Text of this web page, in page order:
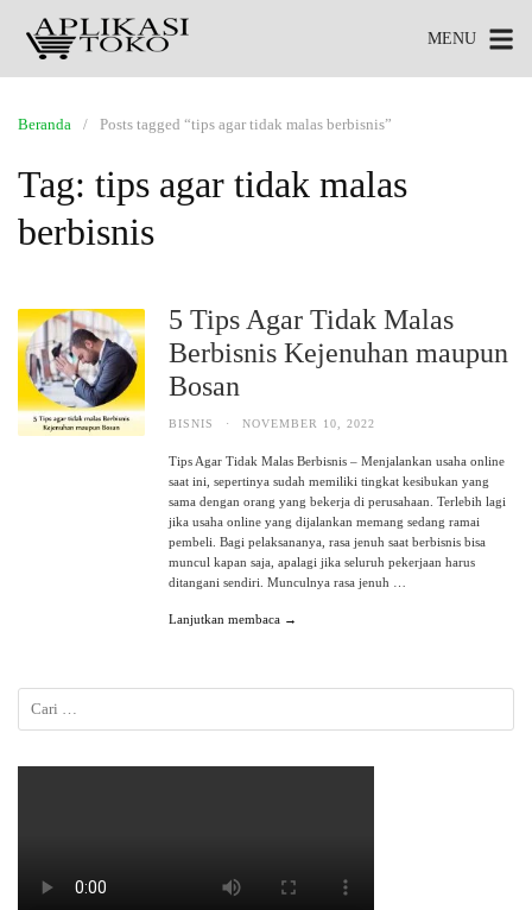
MENU
Beranda Posts tagged “tips agar tidak malas berbisnis”
Tag: tips agar tidak malas
berbisnis
5 Tips Agar Tidak Malas
Berbisnis Kejenuhan maupun
Bosan
BISNIS · NOVEMBER 10, 2022
Tips Agar Tidak Malas Berbisnis – Menjalankan usaha online
saat ini, sepertinya sudah memiliki tingkat kesibukan yang
sama dengan orang yang bekerja di perusahaan. Terlebih lagi
jika usaha online yang dijalankan memang sedang ramai
pembeli. Bagi pelaksananya, rasa jenuh saat berbisnis bisa
muncul kapan saja, apalagi jika seluruh pekerjaan harus
ditangani sendiri. Munculnya rasa jenuh …
Lanjutkan membaca →